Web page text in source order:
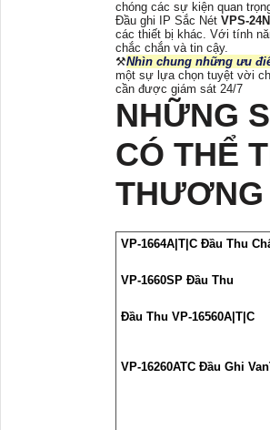
chóng các sự kiện quan
Đầu ghi IP Sắc Nét VPS-
các thiết bị khác. Với tính
chắc chắn và tin cậy.
⚒Nhìn chung những ưu
một sự lựa chọn tuyệt vời
cần được giám sát 24/7
NHỮNG
CÓ THỂ
THƯƠNG
VP-1664A|T|C Đầu Thu
VP-1660SP Đầu Thu
Đầu Thu VP-16560A|T|C
VP-16260ATC Đầu Ghi